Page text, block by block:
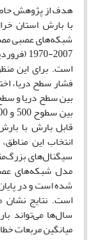
هدف از پژوهش
با بارش استان
شبکه‌های عصبی
2007-
است. برای این
فشار سطح دریا،
قابل بارش با
انتخاب این
سیگنال‌های
است. نتایج
سال‌ها می‌تواند
میانگین مربعات خطا برای مدل، 5/